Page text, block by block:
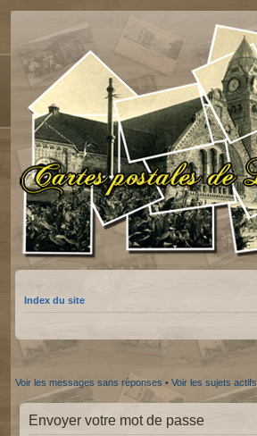
Index du site
Voir les messages sans réponses • Voir les sujets actifs
Envoyer votre mot de passe